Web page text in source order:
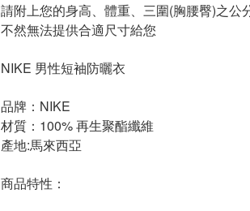
請附上您的身高、體重、三圍(胸腰臀)之公
不然無法提供合適尺寸給您
NIKE 男性短袖防曬衣
品牌：NIKE
材質：100% 再生聚酯纖維
產地:馬來西亞
商品特性：